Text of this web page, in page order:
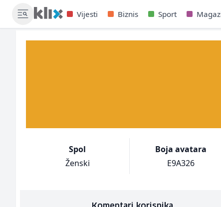
Vijesti Biznis Sport
Spol
Ženski
Boja avatara
E9A326